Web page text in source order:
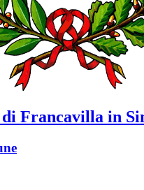
di Francavilla in